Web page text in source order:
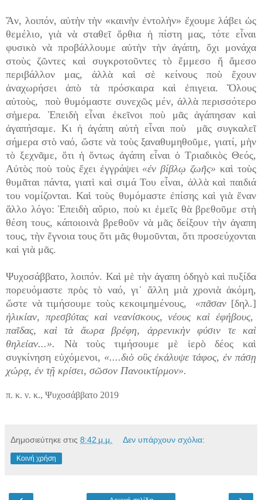
Ἄν, λοιπόν, αὐτὴν τὴν «καινὴν ἐντολὴν» ἔχουμε λάβει ὡς
θεμέλιο, γιὰ νὰ σταθεῖ ὄρθια ἡ πίστη μας, τότε εἶναι
φυσικὸ νὰ προβάλλουμε αὐτὴν τὴν ἀγάπη, ὄχι μονάχα
στοὺς ζῶντες καὶ συγκροτοῦντες τὸ ἔμμεσο ἤ ἄμεσο
περιβάλλον μας, ἀλλὰ καὶ σὲ κείνους ποὺ ἔχουν
ἀναχωρήσει ἀπὸ τὰ πρόσκαιρα καὶ ἐπιγεια. Ὅλους
αὐτοὺς, ποὺ θυμόμαστε συνεχῶς μέν, ἀλλὰ περισσότερο
σἠμερα. Ἐπειδὴ εἶναι ἐκεῖνοι ποὺ μᾶς ἀγάπησαν καὶ
ἀγαπήσαμε. Κι ἡ ἀγάπη αὐτὴ εἶναι ποὺ μᾶς συγκαλεῖ
σήμερα στὸ ναό, ὥστε νὰ τοὺς ξαναθυμηθοῦμε, γιατί, μὴν
τὸ ξεχνᾶμε, ὅτι ἡ ὄντως ἀγάπη εἶναι ὁ Τριαδικὸς Θεός,
Αὐτὸς ποὺ τοὺς ἔχει ἐγγράψει «ἐν βίβλῳ ζωῆς»καὶ τοὺς
θυμᾶται πάντα, γιατὶ καὶ σιμά Του εἶναι, ἀλλὰ καὶ παιδιά
του νομίζονται. Καὶ τοὺς θυμόμαστε ἐπίσης καὶ γιὰ ἕναν
ἄλλο λόγο: Ἐπειδὴ αὔριο, ποὺ κι ἐμεῖς θὰ βρεθοῦμε στὴ
θέση τους, κάποιοινὰ βρεθοῦν νὰ μᾶς δείξουν τὴν ἀγαπη
τους, τὴν ἔγνοια τους ὅτι μᾶς θυμοῦνται, ὅτι προσεύχονται
καὶ γιὰ μᾶς.
Ψυχοσάββατο, λοιπόν. Καὶ μὲ τὴν ἀγαπη ὁδηγὸ καὶ πυξίδα
πορευόμαστε πρὸς τὸ ναό, γι᾿ ἄλλη μιὰ χρονιὰ ἀκόμη,
ὥστε νὰ τιμήσουμε τοὺς κεκοιμημένους,
«πᾶσαν [δηλ.]
ἡλικίαν, πρεσβύτας καὶ νεανίσκους, νέους καὶ ἐφήβους,
παῖδας, καὶ τὰ ἄωρα βρέφη, ἀρρενικὴν φύσιν τε καὶ
θηλείαν...». Νὰ τοὺς τιμήσουμε μὲ ἱερὸ δέος καὶ
συγκίνηση εὐχόμενοι, «....διὸ οὓς ἐκάλυψε τάφος, ἐν πάσῃ
χώρᾳ, ἐν τῇ κρίσει, σῶσον Πανοικτίρμον».
π. κ. ν. κ., Ψυχοσάββατο 2019
Δημοσιεύτηκε στις 8:42 μ.μ. Δεν υπάρχουν σχόλια:
Κοινή χρήση